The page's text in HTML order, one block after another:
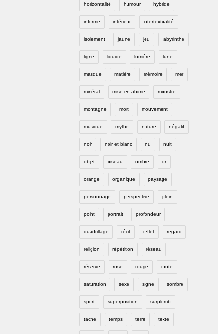
horizontalité humour hybride
informe intérieur intertextualité
isolement jaune jeu labyrinthe
ligne liquide lumière lune
masque matière mémoire mer
minéral mise en abime monstre
montagne mort mouvement
musique mythe nature négatif
noir noir et blanc nu nuit
objet oiseau ombre or
orange organique paysage
personnage perspective plein
point portrait profondeur
quadrillage récit reflet regard
religion répétition réseau
réserve rose rouge route
saturation sexe signe sombre
sport superposition surplomb
tache temps terre texte